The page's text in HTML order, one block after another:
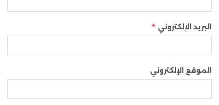
البريد الإلكتروني *
الموقع الإلكتروني